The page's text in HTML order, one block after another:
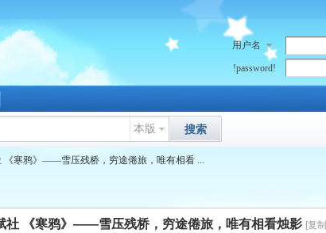
用户名
!password!
本版 搜索
《寒鸦》——雪压残桥，穷途倦旅，唯有相看 ...
社 《寒鸦》——雪压残桥，穷途倦旅，唯有相看烛影 [复